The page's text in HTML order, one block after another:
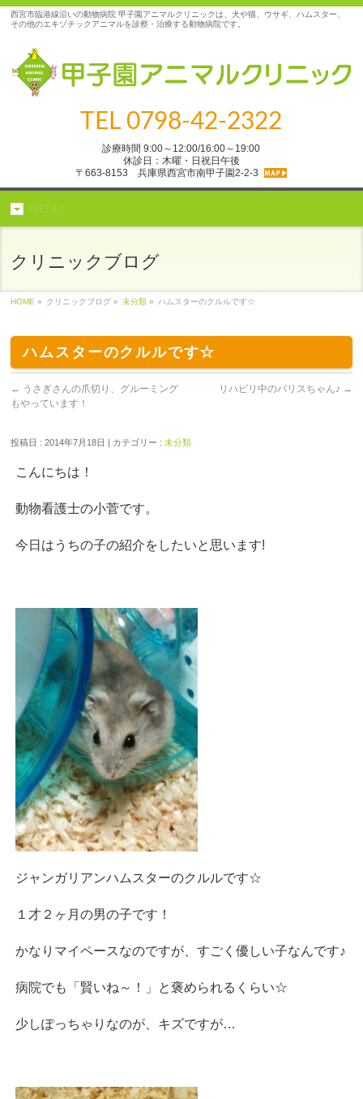
西宮市臨港線沿いの動物病院 甲子園アニマルクリニックは、犬や猫、ウサギ、ハムスター、
その他のエキゾチックアニマルを診察・治療する動物病院です。
TEL 0798-42-2322
診療時間 9:00～12:00/16:00～19:00
休診日：木曜・日祝日午後
〒663-8153 兵庫県西宮市南甲子園2‐2‐3
MENU
クリニックブログ
HOME » クリニックブログ » 未分類 » ハムスターのクルルです☆
ハムスターのクルルです☆
← うさぎさんの爪切り、グルーミング
もやっています！
リハビリ中のパリスちゃん♪ →
投稿日 : 2014年7月18日 | カテゴリー :未分類
こんにちは！
動物看護士の小菅です。
今日はうちの子の紹介をしたいと思います!
ジャンガリアンハムスターのクルルです☆
１才２ヶ月の男の子です！
かなりマイペースなのですが、すごく優しい子なんです♪
病院でも「賢いね～！」と褒められるくらい☆
少しぽっちゃりなのが、キズですが…